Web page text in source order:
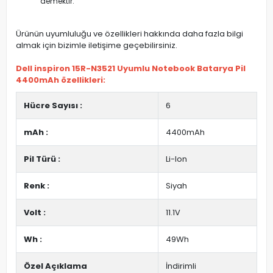
Ürünün uyumluluğu ve özellikleri hakkında daha fazla bilgi
almak için bizimle iletişime geçebilirsiniz.
Dell inspiron 15R-N3521 Uyumlu Notebook Batarya Pil
4400mAh özellikleri:
Hücre Sayısı : 6
mAh : 4400mAh
Pil Türü : Li-Ion
Renk : Siyah
Volt : 11.1V
Wh : 49Wh
Özel Açıklama İndirimli